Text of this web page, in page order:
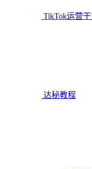
TikTok运营
达秘教程